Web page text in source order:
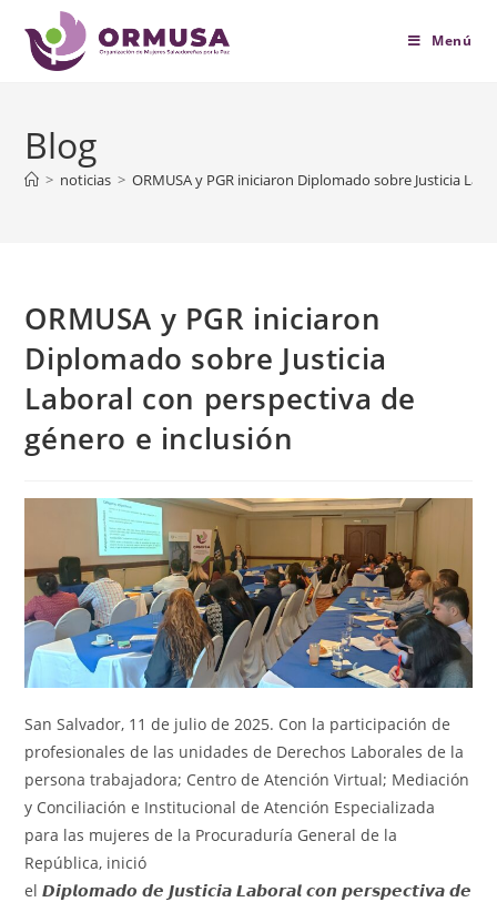
contenido
Menú
Blog
> noticias > ORMUSA y PGR iniciaron Diplomado sobre Justicia
ORMUSA y PGR iniciaron
Diplomado sobre Justicia
Laboral con perspectiva de
género e inclusión
San Salvador, 11 de julio de 2025. Con la participación de
profesionales de las unidades de Derechos Laborales de la
persona trabajadora; Centro de Atención Virtual; Mediación
y Conciliación e Institucional de Atención Especializada
para las mujeres de la Procuraduría General de la
República, inició
el 𝘿𝙞𝙥𝙡𝙤𝙢𝙖𝙙𝙤 𝙙𝙚 𝙅𝙪𝙨𝙩𝙞𝙘𝙞𝙖 𝙇𝙖𝙗𝙤𝙧𝙖𝙡 𝙘𝙤𝙣 𝙥𝙚𝙧𝙨𝙥𝙚𝙘𝙩𝙞𝙫𝙖 𝙙𝙚